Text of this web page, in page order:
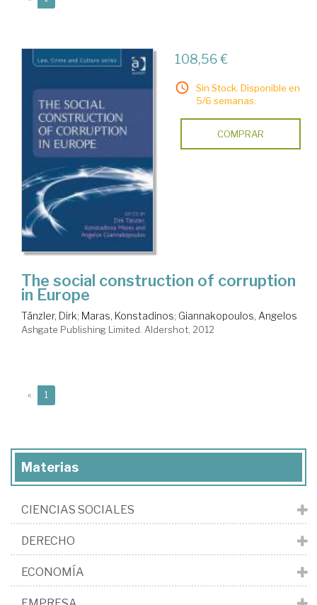
108,56 €
Sin Stock. Disponible en
5/6 semanas.
COMPRAR
The social construction of corruption
in Europe
Tänzler, Dirk; Maras, Konstadinos; Giannakopoulos, Angelos
Ashgate Publishing Limited. Aldershot, 2012
« 1
Materias
CIENCIAS SOCIALES
DERECHO
ECONOMÍA